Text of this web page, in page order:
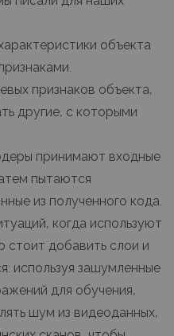
объекта
признаков объекта,
другие, с которыми
принимают входные
пытаются
из полученного кода.
когда используют
стоит добавить слои и
используя зашумленные
для обучения,
шум из видеоданных,